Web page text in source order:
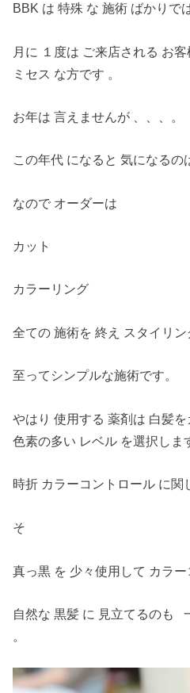
BBK は 特殊 な 施術 ばかりで
月に １度は ご来店される お
ミセス な方です 。
お年は 言えませんが 、、、。
この年代 になると 気になるの
なので オーダーは
カット
カラーリング
全ての 施術を 終え スタイリン
至ってシンプルな施術です。
やはり 使用する 薬剤は 白髪
色素の多い レベル を選択しま
時折 カラーコントロール に関
そ
真っ黒 を 少々使用して カラー
自然な 黒髪 に 見立てるのも
。